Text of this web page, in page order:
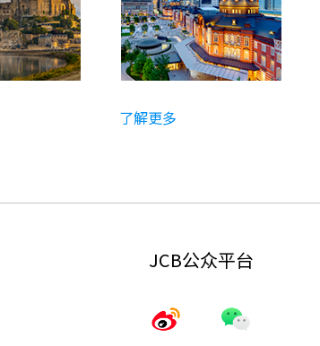
了解更多
JCB公众平台